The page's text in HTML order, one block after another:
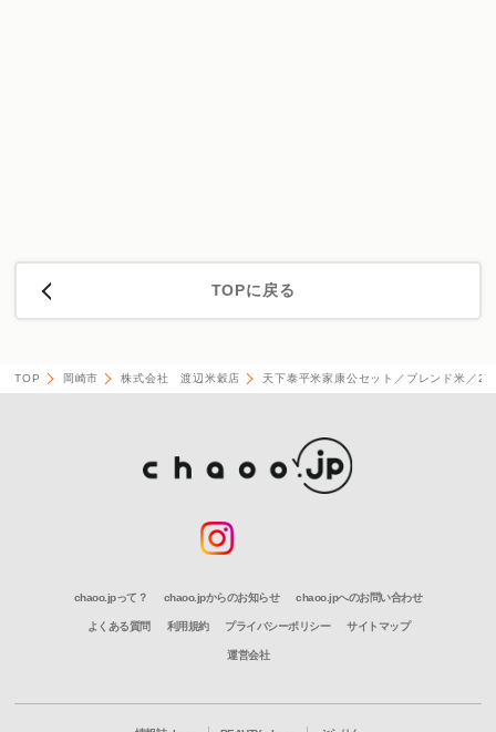
TOPに戻る
TOP 岡崎市 株式会社 渡辺米穀店 天下泰平米家康公セット／ブレンド米／2
chaoo.jpって？ chaoo.jpからのお知らせ chaoo.jpへのお問い合わせ
よくある質問 利用規約 プライバシーポリシー サイトマップ
運営会社